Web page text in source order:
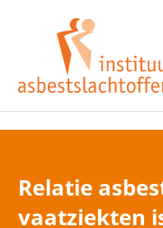
Heeft u
Heeft u
Bent u arts?
Asbest en
Relatie
vaatziekten